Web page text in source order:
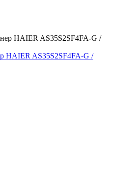
HAIER AS35S2SF4FA-G /